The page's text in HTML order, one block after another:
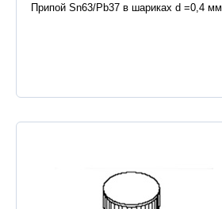
Припой Sn63/Pb37 в шариках d =0,4 мм